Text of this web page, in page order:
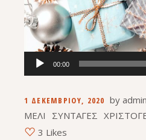
Πρόγραμμα
Αναπαραγωγής
Ήχου
00:00
1 ΔΕΚΕΜΒΡΊΟΥ, 2020 by admin
ΜΕΛΙ
ΣΥΝΤΑΓΕΣ
3 Likes